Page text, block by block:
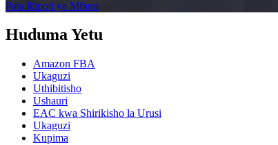
Pata Ripoti ya Mfano
Huduma Yetu
Amazon FBA
Ukaguzi
Uthibitisho
Ushauri
EAC kwa Shirikisho la Urusi
Ukaguzi
Kupima